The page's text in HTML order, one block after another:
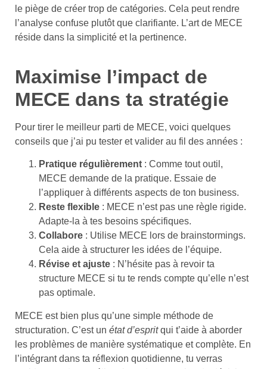
le piège de créer trop de catégories. Cela peut rendre
l’analyse confuse plutôt que clarifiante. L’art de MECE
réside dans la simplicité et la pertinence.
Maximise l’impact de
MECE dans ta stratégie
Pour tirer le meilleur parti de MECE, voici quelques
conseils que j’ai pu tester et valider au fil des années :
Pratique régulièrement : Comme tout outil,
MECE demande de la pratique. Essaie de
l’appliquer à différents aspects de ton business.
Reste flexible : MECE n’est pas une règle rigide.
Adapte-la à tes besoins spécifiques.
Collabore : Utilise MECE lors de brainstormings.
Cela aide à structurer les idées de l’équipe.
Révise et ajuste : N’hésite pas à revoir ta
structure MECE si tu te rends compte qu’elle n’est
pas optimale.
MECE est bien plus qu’une simple méthode de
structuration. C’est un état d’espritqui t’aide à aborder
les problèmes de manière systématique et complète. En
l’intégrant dans ta réflexion quotidienne, tu verras